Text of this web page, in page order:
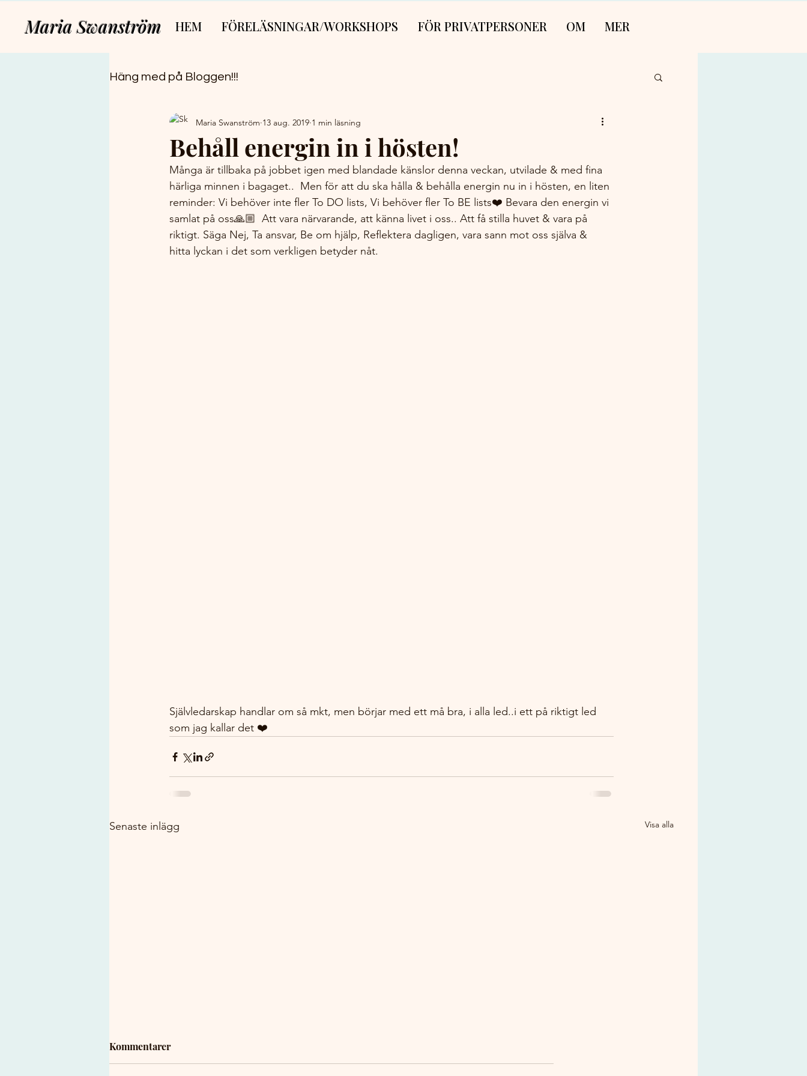
Maria Swanström HEM FÖRELÄSNINGAR/WORKSHOPS FÖR PRIVATPERSONER OM MER
Häng med på Bloggen!!!
Behåll energin in i hösten!
Maria Swanström 13 aug. 2019 1 min läsning
Många är tillbaka på jobbet igen med blandade känslor denna veckan, utvilade & med fina
härliga minnen i bagaget..  Men för att du ska hålla & behålla energin nu in i hösten, en liten
reminder: Vi behöver inte fler To DO lists, Vi behöver fler To BE lists❤️ Bevara den energin vi
samlat på oss🙏🏼  Att vara närvarande, att känna livet i oss.. Att få stilla huvet & vara på
riktigt. Säga Nej, Ta ansvar, Be om hjälp, Reflektera dagligen, vara sann mot oss själva &
hitta lyckan i det som verkligen betyder nåt.
Självledarskap handlar om så mkt, men börjar med ett må bra, i alla led..i ett på riktigt led
som jag kallar det ❤️
Senaste inlägg Visa alla
Kommentarer